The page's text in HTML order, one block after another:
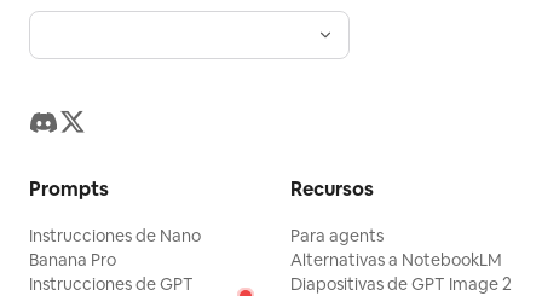
Prompts
Instrucciones de Nano
Banana Pro
Instrucciones de GPT
Recursos
Para agents
Alternativas a NotebookLM
Diapositivas de GPT Image 2